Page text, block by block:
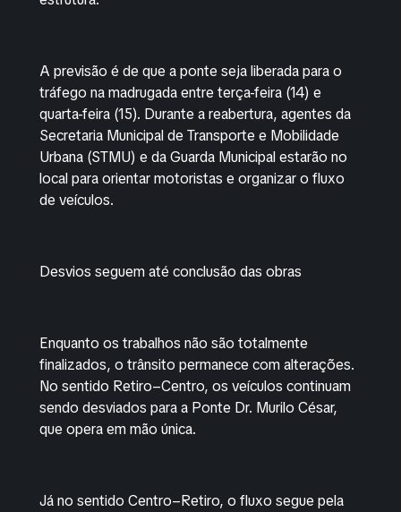
A previsão é de que a ponte seja liberada para o
tráfego na madrugada entre terça-feira (14) e
quarta-feira (15). Durante a reabertura, agentes da
Secretaria Municipal de Transporte e Mobilidade
Urbana (STMU) e da Guarda Municipal estarão no
local para orientar motoristas e organizar o fluxo
de veículos.
Desvios seguem até conclusão das obras
Enquanto os trabalhos não são totalmente
finalizados, o trânsito permanece com alterações.
No sentido Retiro–Centro, os veículos continuam
sendo desviados para a Ponte Dr. Murilo César,
que opera em mão única.
Já no sentido Centro–Retiro, o fluxo segue pela